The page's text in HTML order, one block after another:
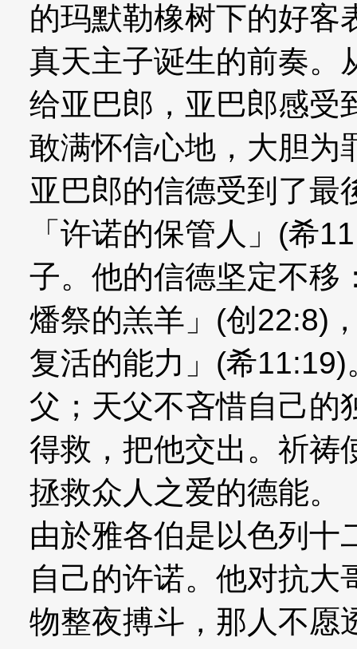
的玛默勒橡树下的好客
真天主子诞生的前奏。
给亚巴郎，亚巴郎感受
敢满怀信心地，大胆为
亚巴郎的信德受到了最
「许诺的保管人」(希
子。他的信德坚定不移
燔祭的羔羊」(创22:8)
复活的能力」(希
父；天父不吝惜自己的
得救，把他交出。祈祷
拯救众人之爱的德能。
由於雅各伯是以色列十
自己的许诺。他对抗大
物整夜搏斗，那人不愿